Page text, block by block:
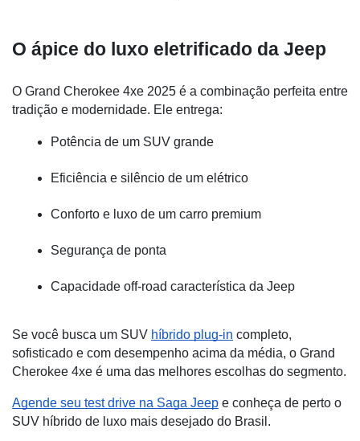
O ápice do luxo eletrificado da Jeep
O Grand Cherokee 4xe 2025 é a combinação perfeita entre
tradição e modernidade. Ele entrega:
Potência de um SUV grande
Eficiência e silêncio de um elétrico
Conforto e luxo de um carro premium
Segurança de ponta
Capacidade off-road característica da Jeep
Se você busca um SUV híbrido plug-in completo,
sofisticado e com desempenho acima da média, o Grand
Cherokee 4xe é uma das melhores escolhas do segmento.
Agende seu test drive na Saga Jeep e conheça de perto o
SUV híbrido de luxo mais desejado do Brasil.